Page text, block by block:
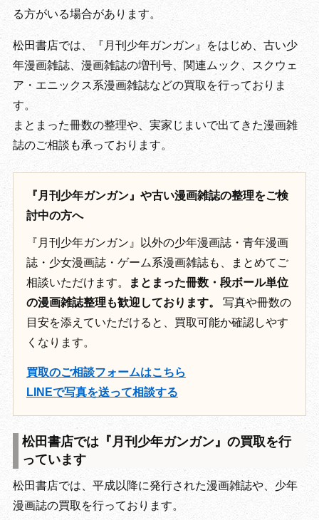
る方がいる場合があります。
松田書店では、『月刊少年ガンガン』をはじめ、古い少
年漫画雑誌、漫画雑誌の増刊号、関連ムック、スクウェ
ア・エニックス系漫画雑誌などの買取を行っておりま
す。
まとまった冊数の整理や、実家じまいで出てきた漫画雑
誌のご相談も承っております。
『月刊少年ガンガン』や古い漫画雑誌の整理をご検
討中の方へ
『月刊少年ガンガン』以外の少年漫画誌・青年漫画
誌・少女漫画誌・ゲーム系漫画雑誌も、まとめてご
相談いただけます。
まとまった冊数・段ボール単位
の漫画雑誌整理も歓迎しております。
写真や冊数の
目安を添えていただけると、買取可能か確認しやす
くなります。
買取のご相談フォームはこちら
LINEで写真を送って相談する
松田書店では『月刊少年ガンガン』の買取を行
っています
松田書店では、平成以降に発行された漫画雑誌や、少年
漫画誌の買取を行っております。